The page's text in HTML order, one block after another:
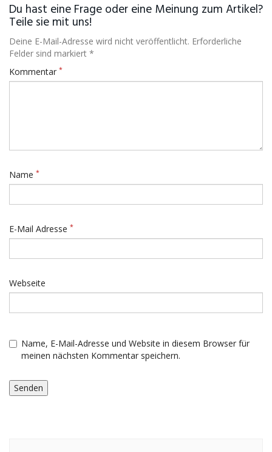
Du hast eine Frage oder eine Meinung zum Artikel?
Teile sie mit uns!
Deine E-Mail-Adresse wird nicht veröffentlicht. Erforderliche
Felder sind markiert *
Kommentar *
Name *
E-Mail Adresse *
Webseite
Name, E-Mail-Adresse und Website in diesem Browser für
meinen nächsten Kommentar speichern.